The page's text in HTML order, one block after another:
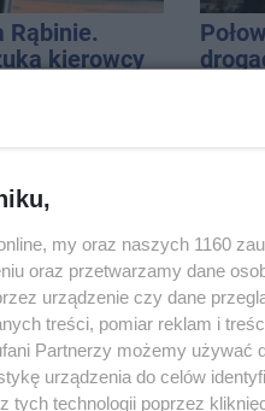
Rąbinie.
kierowcy
Jak
z
być na
nie żyć w
my oraz naszych 1160
oraz przetwarzamy dane
urządzenie czy dane
treści, pomiar reklam i
Partnerzy możemy używać
urządzenia do celów
tych technologii poprzez